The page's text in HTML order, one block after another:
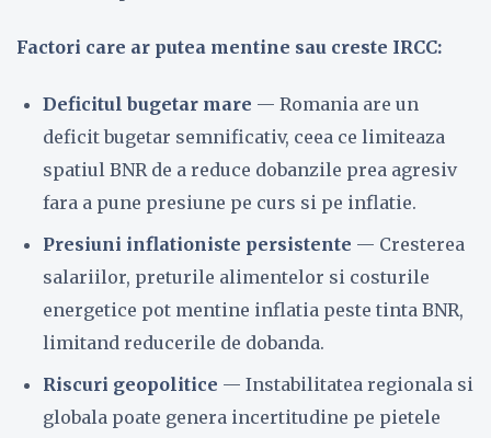
Factori care ar putea mentine sau creste IRCC:
Deficitul bugetar mare — Romania are un
deficit bugetar semnificativ, ceea ce limiteaza
spatiul BNR de a reduce dobanzile prea agresiv
fara a pune presiune pe curs si pe inflatie.
Presiuni inflationiste persistente — Cresterea
salariilor, preturile alimentelor si costurile
energetice pot mentine inflatia peste tinta BNR,
limitand reducerile de dobanda.
Riscuri geopolitice — Instabilitatea regionala si
globala poate genera incertitudine pe pietele